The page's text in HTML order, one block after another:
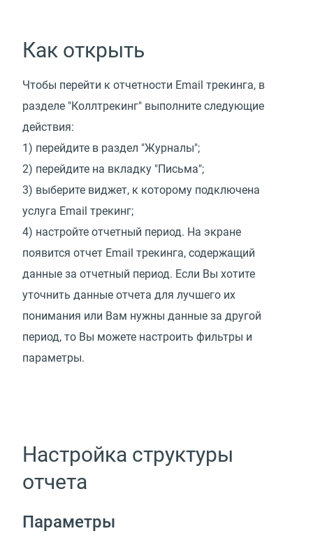
Как открыть
Чтобы перейти к отчетности Email трекинга, в
разделе "Коллтрекинг" выполните следующие
действия:
1) перейдите в раздел "Журналы";
2) перейдите на вкладку "Письма";
3) выберите виджет, к которому подключена
услуга Email трекинг;
4) настройте отчетный период. На экране
появится отчет Email трекинга, содержащий
данные за отчетный период. Если Вы хотите
уточнить данные отчета для лучшего их
понимания или Вам нужны данные за другой
период, то Вы можете настроить фильтры и
параметры.
Настройка структуры
отчета
Параметры